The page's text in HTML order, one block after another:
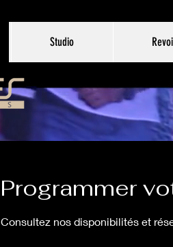
Studio
Programmer
Consultez nos disponibilités et